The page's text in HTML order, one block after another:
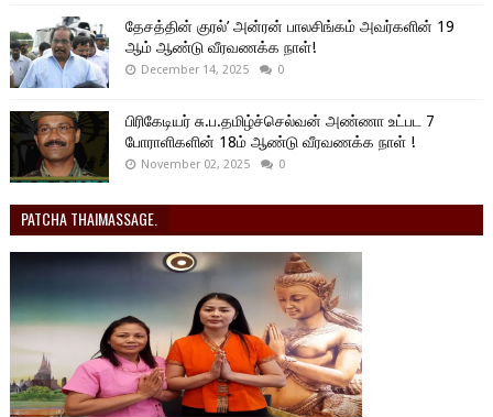
தேசத்தின் குரல்’ அன்ரன் பாலசிங்கம் அவர்களின் 19
ஆம் ஆண்டு வீரவணக்க நாள்!
December 14, 2025 0
பிரிகேடியர் சு.ப.தமிழ்ச்செல்வன் அண்ணா உட்பட 7
போராளிகளின் 18ம் ஆண்டு வீரவணக்க நாள் !
November 02, 2025 0
PATCHA THAIMASSAGE.